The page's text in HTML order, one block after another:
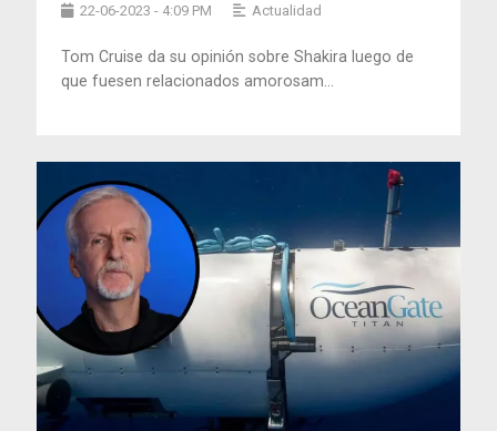
22-06-2023 - 4:09 PM Actualidad
Tom Cruise da su opinión sobre Shakira luego de
que fuesen relacionados amorosam...